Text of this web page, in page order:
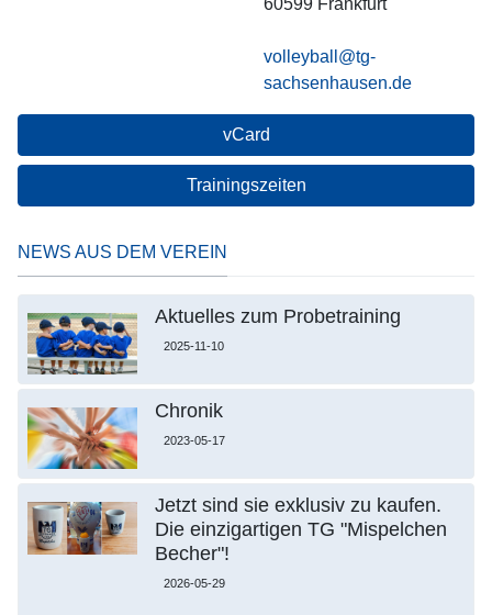
60599 Frankfurt
volleyball@tg-
sachsenhausen.de
vCard
Trainingszeiten
NEWS AUS DEM VEREIN
Aktuelles zum Probetraining
2025-11-10
Chronik
2023-05-17
Jetzt sind sie exklusiv zu kaufen.
Die einzigartigen TG "Mispelchen
Becher"!
2026-05-29